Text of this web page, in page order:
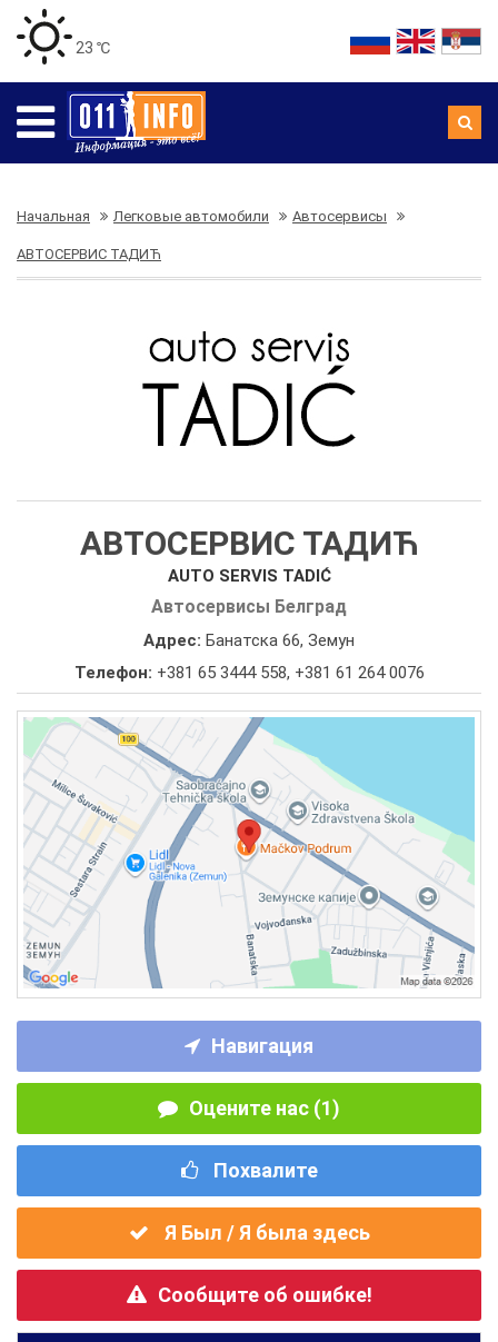
23 ℃
Начальная Легковые автомобили Автосервисы
АВТОСЕРВИС ТАДИЋ
АВТОСЕРВИС ТАДИЋ
AUTO SERVIS TADIĆ
Автосервисы Белград
Адрес: Банатска 66, Земун
Телефон: +381 65 3444 558, +381 61 264 0076
Навигация
Оцените нас (1)
Похвалите
Я Был / Я была здесь
Сообщите об ошибке!